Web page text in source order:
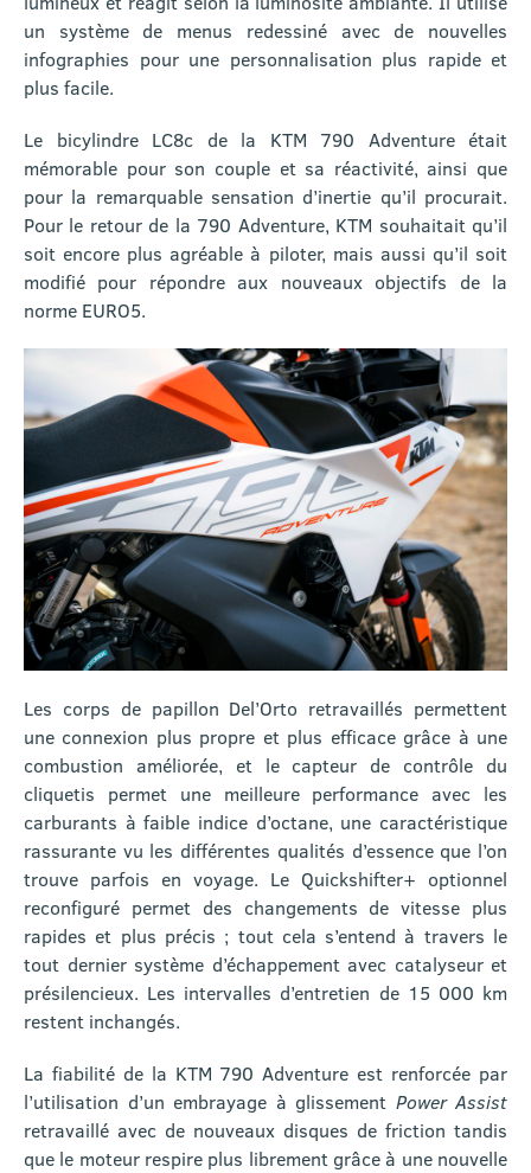
un système de menus redessiné avec de nouvelles
infographies pour une personnalisation plus rapide et
plus facile.
Le bicylindre LC8c de la KTM 790 Adventure était
mémorable pour son couple et sa réactivité, ainsi que
pour la remarquable sensation d’inertie qu’il procurait.
Pour le retour de la 790 Adventure, KTM souhaitait qu’il
soit encore plus agréable à piloter, mais aussi qu’il soit
modifié pour répondre aux nouveaux objectifs de la
norme EURO5.
Les corps de papillon Del’Orto retravaillés permettent
une connexion plus propre et plus efficace grâce à une
combustion améliorée, et le capteur de contrôle du
cliquetis permet une meilleure performance avec les
carburants à faible indice d’octane, une caractéristique
rassurante vu les différentes qualités d’essence que l’on
trouve parfois en voyage. Le Quickshifter+ optionnel
reconfiguré permet des changements de vitesse plus
rapides et plus précis ; tout cela s’entend à travers le
tout dernier système d’échappement avec catalyseur et
présilencieux. Les intervalles d’entretien de 15 000 km
restent inchangés.
La fiabilité de la KTM 790 Adventure est renforcée par
l’utilisation d’un embrayage à glissement Power Assist
retravaillé avec de nouveaux disques de friction tandis
que le moteur respire plus librement grâce à une nouvelle